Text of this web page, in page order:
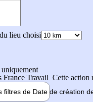
lieu choisi
France Travail Cette action
filtres de Date de création